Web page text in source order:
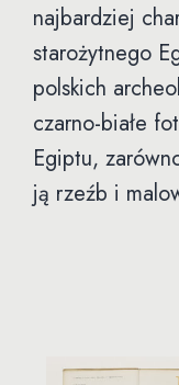
najbardziej
starożytnego
polskich
czarno-białe
Egiptu,
ją rzeźb i